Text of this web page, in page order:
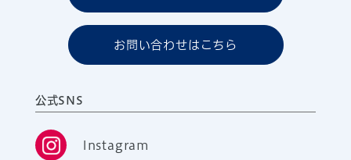
お問い合わせはこちら
公式SNS
Instagram